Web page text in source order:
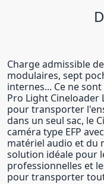
Charge admissible
modulaires, sept
internes... Ce ne
Pro Light Cineloader
pour transporter
dans un seul sac, le
caméra type EFP
matériel audio et du
solution idéale pour
professionnelles et
pour transporter